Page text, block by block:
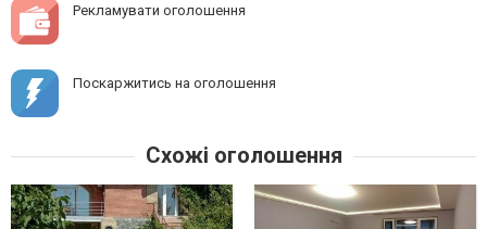
Рекламувати оголошення
Поскаржитись на оголошення
Схожі оголошення